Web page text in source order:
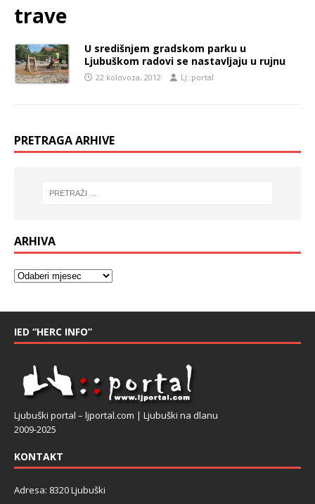
trave
U središnjem gradskom parku u
Ljubuškom radovi se nastavljaju u rujnu
22 kolovoza, 2012 LJ::portal
PRETRAGA ARHIVE
ARHIVA
IED “HERC INFO”
Ljubuški portal – ljportal.com | Ljubuški na dlanu
2009-2025
KONTAKT
Adresa: 8320 Ljubuški